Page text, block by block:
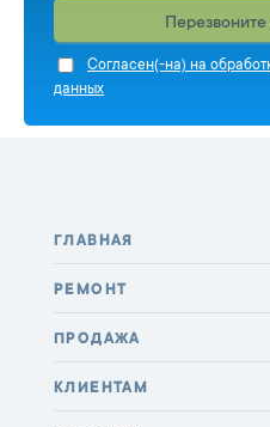
Cогласен(-на) на
данных
ГЛАВНАЯ
РЕМОНТ
ПРОДАЖА
КЛИЕНТАМ